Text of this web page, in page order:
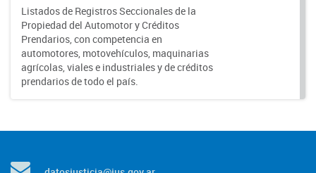
Listados de Registros Seccionales de la
Propiedad del Automotor y Créditos
Prendarios, con competencia en
automotores, motovehículos, maquinarias
agrícolas, viales e industriales y de créditos
prendarios de todo el país.